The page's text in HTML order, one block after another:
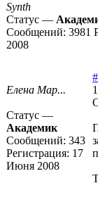
Synth
Статус —
Сообщений: 3981
2008
Елена Мар...
Статус —
Академик
Сообщений: 343
Регистрация: 17
Июня 2008